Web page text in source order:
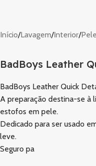
Início/Lavagem/Interior/Pele
BadBoys Leather
BadBoys Leather Quick
A preparação destina-se à
estofos em pele.
Dedicado para ser usado
leve.
Seguro pa